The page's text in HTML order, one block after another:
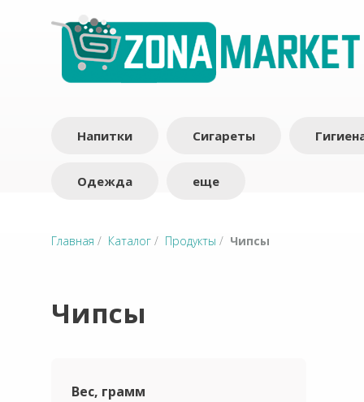
Напитки Сигареты
Одежда еще
Главная / Каталог / Продукты / Чипсы
Чипсы
Вес, грамм